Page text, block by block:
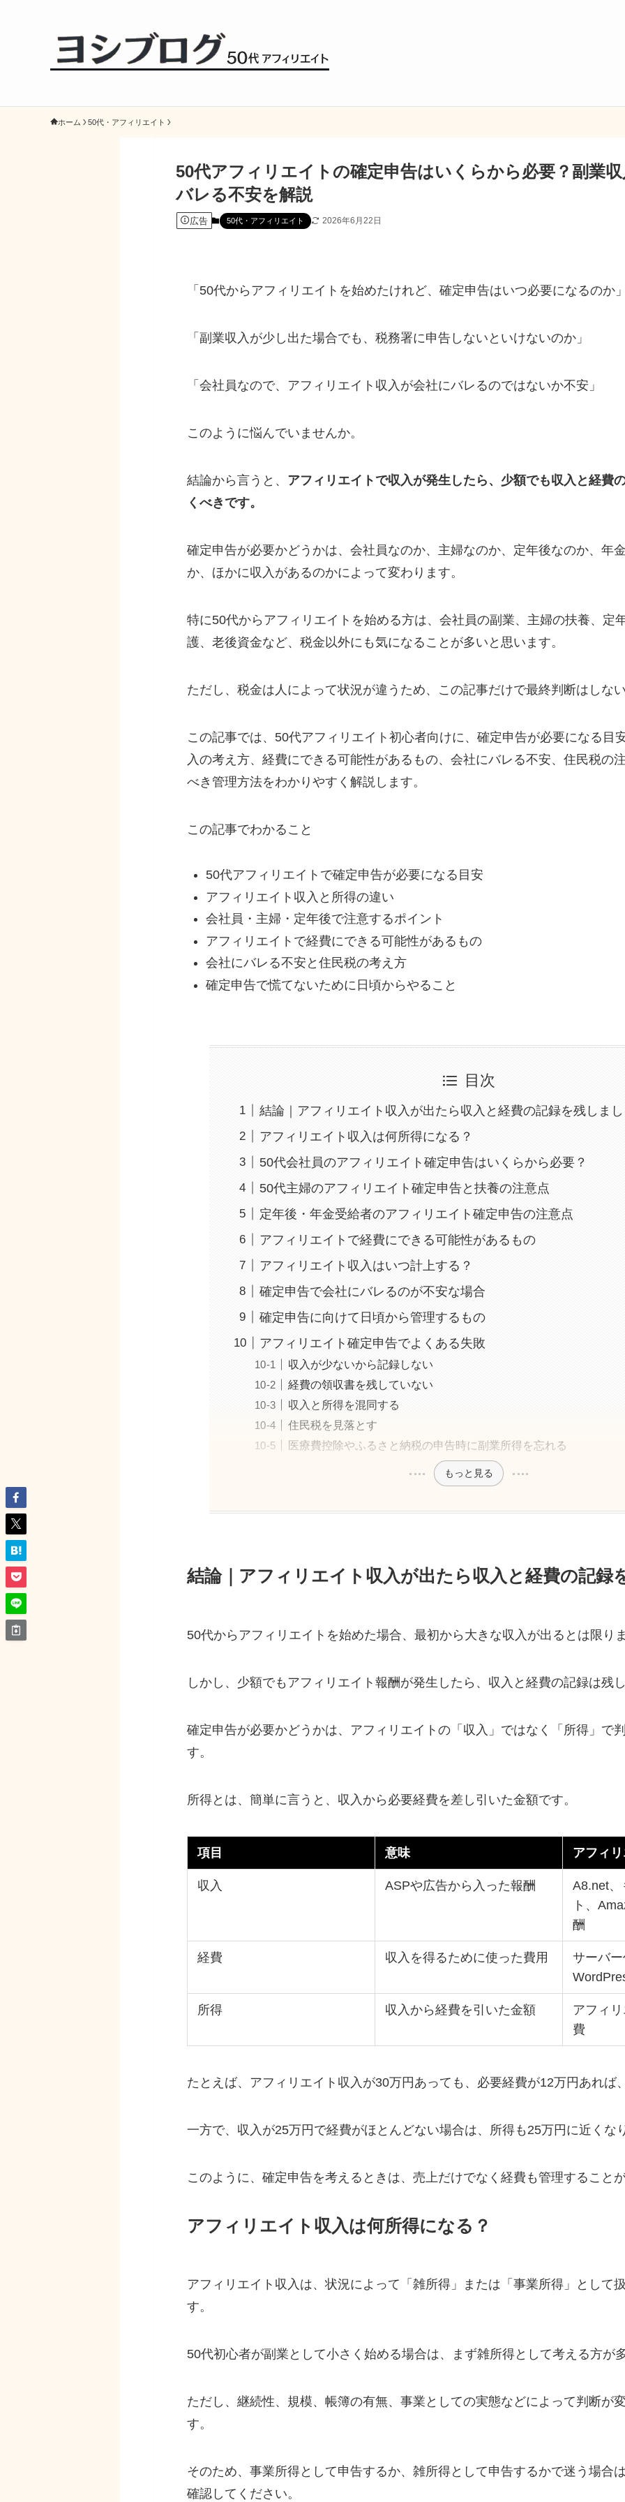
ホーム 50代・アフィリエイト
50代アフィリエイトの確定申告はいくらから必要？副業
バレる不安を解説
広告 50代・アフィリエイト 2026年6月22日
「50代からアフィリエイトを始めたけれど、確定申告はいつ必要になるのか
「副業収入が少し出た場合でも、税務署に申告しないといけないのか」
「会社員なので、アフィリエイト収入が会社にバレるのではないか不安」
このように悩んでいませんか。
結論から言うと、 アフィリエイトで収入が発生したら、少額でも収入と経費
くべきです。
確定申告が必要かどうかは、会社員なのか、主婦なのか、定年後なのか、年
か、ほかに収入があるのかによって変わります。
特に50代からアフィリエイトを始める方は、会社員の副業、主婦の扶養、定
護、老後資金など、税金以外にも気になることが多いと思います。
ただし、税金は人によって状況が違うため、この記事だけで最終判断はしな
この記事では、50代アフィリエイト初心者向けに、確定申告が必要になる目
入の考え方、経費にできる可能性があるもの、会社にバレる不安、住民税の
べき管理方法をわかりやすく解説します。
この記事でわかること
50代アフィリエイトで確定申告が必要になる目安
アフィリエイト収入と所得の違い
会社員・主婦・定年後で注意するポイント
アフィリエイトで経費にできる可能性があるもの
会社にバレる不安と住民税の考え方
確定申告で慌てないために日頃からやること
目次
結論｜アフィリエイト収入が出たら収入と経費の記録を残しま
アフィリエイト収入は何所得になる？
50代会社員のアフィリエイト確定申告はいくらから必要？
50代主婦のアフィリエイト確定申告と扶養の注意点
定年後・年金受給者のアフィリエイト確定申告の注意点
アフィリエイトで経費にできる可能性があるもの
アフィリエイト収入はいつ計上する？
確定申告で会社にバレるのが不安な場合
確定申告に向けて日頃から管理するもの
アフィリエイト確定申告でよくある失敗
収入が少ないから記録しない
経費の領収書を残していない
収入と所得を混同する
住民税を見落とす
医療費控除やふるさと納税の申告時に副業所得を忘れる
もっと見る
結論｜アフィリエイト収入が出たら収入と経費の記録
50代からアフィリエイトを始めた場合、最初から大きな収入が出るとは限り
しかし、少額でもアフィリエイト報酬が発生したら、収入と経費の記録は残
確定申告が必要かどうかは、アフィリエイトの「収入」ではなく「所得」で
す。
所得とは、簡単に言うと、収入から必要経費を差し引いた金額です。
項目 意味 アフィ
収入 ASPや広告から入った報酬
A8.net、
ト、
酬
経費 収入を得るために使った費用
サーバ
所得 収入から経費を引いた金額
アフィ
費
たとえば、アフィリエイト収入が30万円あっても、必要経費が12万円あれば
一方で、収入が25万円で経費がほとんどない場合は、所得も25万円に近くな
このように、確定申告を考えるときは、売上だけでなく経費も管理すること
アフィリエイト収入は何所得になる？
アフィリエイト収入は、状況によって「雑所得」または「事業所得」として
す。
50代初心者が副業として小さく始める場合は、まず雑所得として考える方が
ただし、継続性、規模、帳簿の有無、事業としての実態などによって判断が
す。
そのため、事業所得として申告するか、雑所得として申告するかで迷う場合
確認してください。